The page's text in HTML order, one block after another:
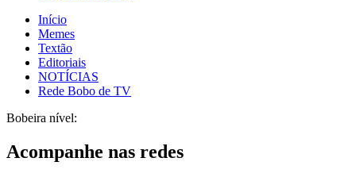
Início
Memes
Textão
Editoriais
NOTÍCIAS
Rede Bobo de TV
Bobeira nível:
Acompanhe nas redes